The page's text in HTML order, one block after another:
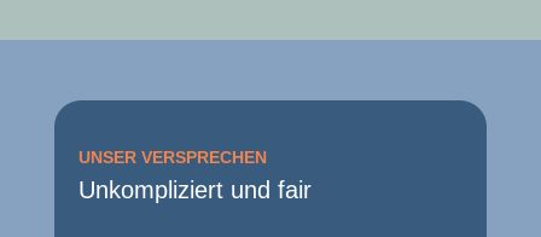
UNSER VERSPRECHEN
Unkompliziert und fair